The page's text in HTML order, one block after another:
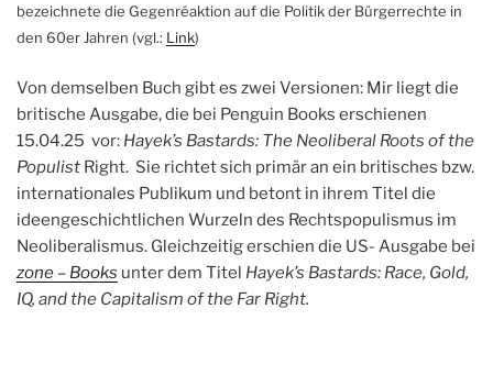
bezeichnete die Gegenréaktion auf die Politik der Bürgerrechte in
den 60er Jahren (vgl.: Link)
Von demselben Buch gibt es zwei Versionen: Mir liegt die
britische Ausgabe, die bei Penguin Books erschienen
15.04.25 vor: Hayek’s Bastards: The Neoliberal Roots of the
Populist Right. Sie richtet sich primär an ein britisches bzw.
internationales Publikum und betont in ihrem Titel die
ideengeschichtlichen Wurzeln des Rechtspopulismus im
Neoliberalismus. Gleichzeitig erschien die US- Ausgabe bei
zone – Books unter dem Titel Hayek’s Bastards: Race, Gold,
IQ, and the Capitalism of the Far Right.